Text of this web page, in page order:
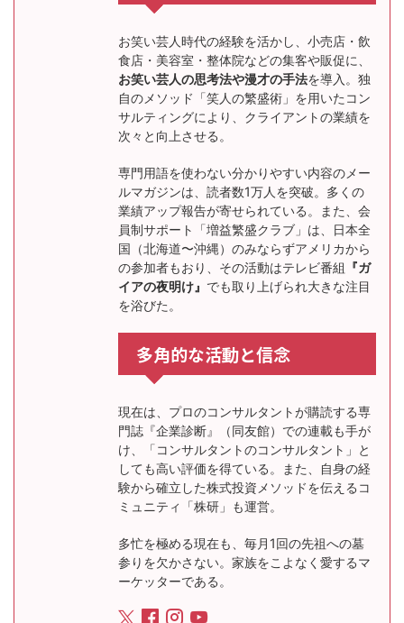
お笑い芸人時代の経験を活かし、小売店・飲
食店・美容室・整体院などの集客や販促に、
お笑い芸人の思考法や漫才の手法を導入。独
自のメソッド「笑人の繁盛術」を用いたコン
サルティングにより、クライアントの業績を
次々と向上させる。
専門用語を使わない分かりやすい内容のメー
ルマガジンは、読者数1万人を突破。多くの
業績アップ報告が寄せられている。また、会
員制サポート「増益繁盛クラブ」は、日本全
国（北海道〜沖縄）のみならずアメリカから
の参加者もおり、その活動はテレビ番組 『ガ
イアの夜明け』 でも取り上げられ大きな注目
を浴びた。
多角的な活動と信念
現在は、プロのコンサルタントが購読する専
門誌『企業診断』（同友館）での連載も手が
け、「コンサルタントのコンサルタント」と
しても高い評価を得ている。また、自身の経
験から確立した株式投資メソッドを伝えるコ
ミュニティ「株研」も運営。
多忙を極める現在も、毎月1回の先祖への墓
参りを欠かさない。家族をこよなく愛するマ
ーケッターである。